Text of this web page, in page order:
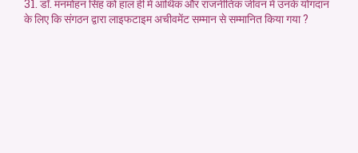
31. डॉ. मनमोहन सिंह को हाल ही में आर्थिक और राजनीतिक जीवन में उनके योगदान
के लिए कि संगठन द्वारा लाइफटाइम अचीवमेंट सम्मान से सम्मानित किया गया ?